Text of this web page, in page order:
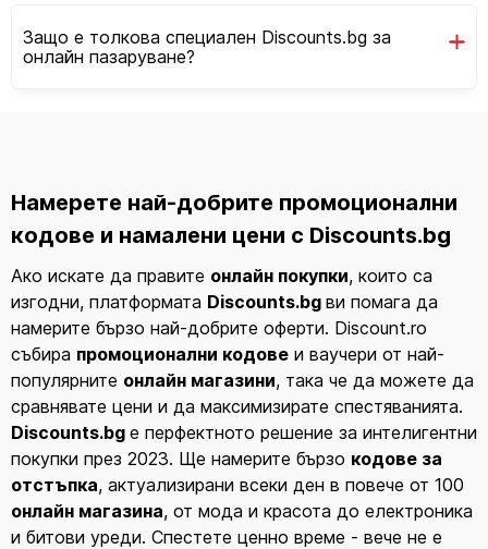
Защо е толкова специален Discounts.bg за
онлайн пазаруване?
Намерете най-добрите промоционални
кодове и намалени цени с Discounts.bg
Ако искате да правите онлайн покупки, които са
изгодни, платформата Discounts.bg ви помага да
намерите бързо най-добрите оферти. Discount.ro
събира промоционални кодове и ваучери от най-
популярните онлайн магазини, така че да можете да
сравнявате цени и да максимизирате спестяванията.
Discounts.bg е перфектното решение за интелигентни
покупки през 2023. Ще намерите бързо кодове за
отстъпка, актуализирани всеки ден в повече от 100
онлайн магазина, от мода и красота до електроника
и битови уреди. Спестете ценно време - вече не е